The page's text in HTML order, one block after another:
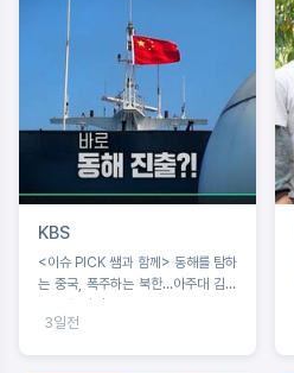
KBS
<이슈 PICK 쌤과 함께> 동해를 탐하
는 중국, 폭주하는 북한...아주대 김흥
규 교수 강연
3일전